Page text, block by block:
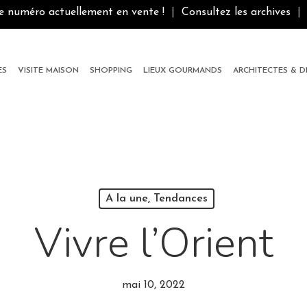
numéro actuellement en vente ! Consultez les archives
VISITE MAISON SHOPPING LIEUX GOURMANDS ARCHITECTES &
A la une, Tendances
Vivre l’Orient
mai 10, 2022